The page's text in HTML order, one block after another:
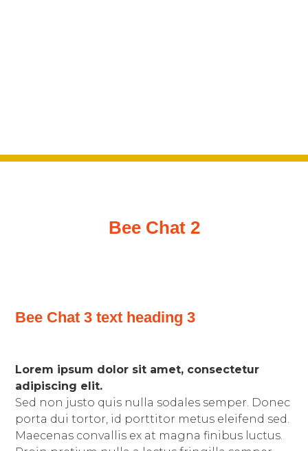
Bee Chat 2
Bee Chat 3 text heading 3
Lorem ipsum dolor sit amet, consectetur
adipiscing elit.
Sed non justo quis nulla sodales semper. Donec
porta dui tortor, id porttitor metus eleifend sed.
Maecenas convallis ex at magna finibus luctus.